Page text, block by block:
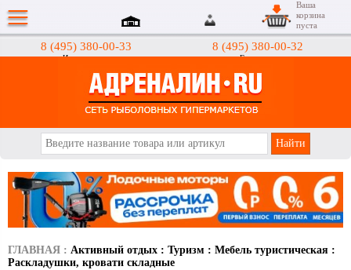
8 (495) 380-00-33
Интернет-магазин
8 (495) 380-00-32
Гипермаркеты
Ваша
корзина
пуста
ГЛАВНАЯ : Активный отдых : Туризм : Мебель туристическая :
Раскладушки, кровати складные